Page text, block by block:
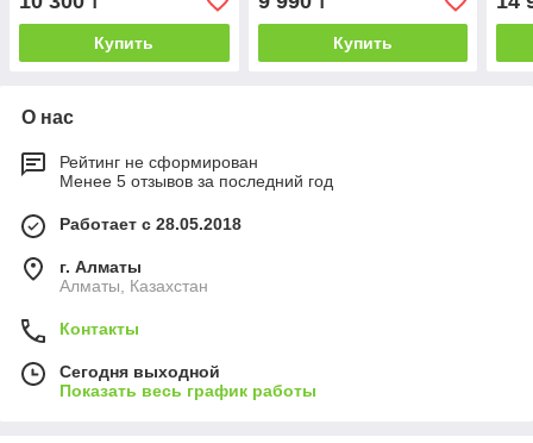
Купить Купить
О нас
Рейтинг не сформирован
Менее 5 отзывов за последний год
Работает с 28.05.2018
г. Алматы
Алматы, Казахстан
Контакты
Сегодня выходной
Показать весь график работы